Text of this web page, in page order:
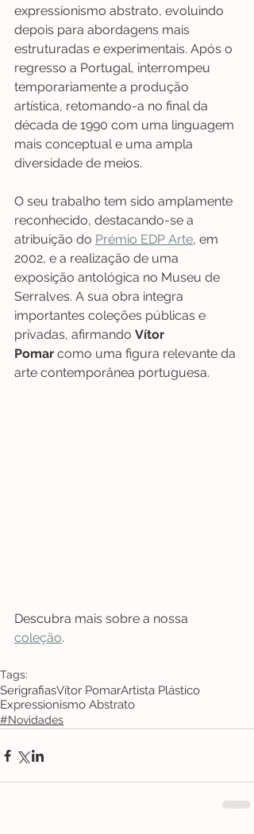
expressionismo abstrato, evoluindo
depois para abordagens mais
estruturadas e experimentais. Após o
regresso a Portugal, interrompeu
temporariamente a produção
artística, retomando-a no final da
década de 1990 com uma linguagem
mais conceptual e uma ampla
diversidade de meios.
O seu trabalho tem sido amplamente
reconhecido, destacando-se a
atribuição do Prémio EDP Arte, em
2002, e a realização de uma
exposição antológica no Museu de
Serralves. A sua obra integra
importantes coleções públicas e
privadas, afirmando Vítor
Pomar como uma figura relevante da
arte contemporânea portuguesa.
Descubra mais sobre a nossa
coleção.
Tags:
SerigrafiasVítor PomarArtista Plástico
Expressionismo Abstrato
#Novidades